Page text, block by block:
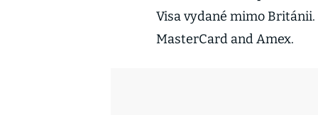
Visa vydané mimo
MasterCard and Amex.